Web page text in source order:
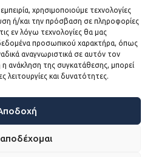
χρησιμοποιούμε τεχνολογίες
ή/και την πρόσβαση σε πληροφορίες
εν λόγω τεχνολογίες θα μας
προσωπικού χαρακτήρα, όπως
αναγνωριστικά σε αυτόν τον
ανάκληση της συγκατάθεσης, μπορεί
λειτουργίες και δυνατότητες.
ΣΥΝΔΕΣΜΟΙ
Η ΚΕΔΕ
Sitemap
χρήσης